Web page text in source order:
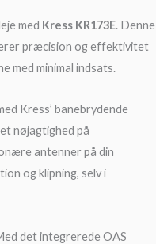
med Kress KR173E. Denne
præcision og effektivitet
med minimal indsats.
Kress’ banebrydende
nøjagtighed på
antenner på din
og klipning, selv i
det integrerede OAS